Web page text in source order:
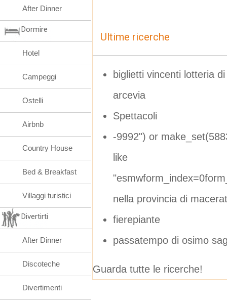
Ultime ricerche
biglietti vincenti lotteria
arcevia
Spettacoli
-9992") or
like
nella provincia di
fierepiante
passatempo di osimo
Guarda tutte le ricerche!
After Dinner
Dormire
Hotel
Campeggi
Ostelli
Airbnb
Country House
Bed & Breakfast
Villaggi turistici
Divertirti
After Dinner
Discoteche
Divertimenti